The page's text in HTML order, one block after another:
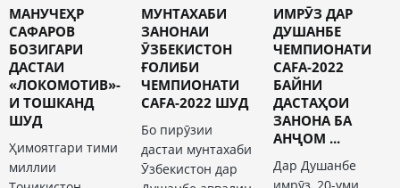
МАНУЧЕҲР
САФАРОВ
БОЗИГАРИ
ДАСТАИ
«ЛОКОМОТИВ»-
И ТОШКАНД
ШУД
Ҳимоятгари тими
миллии
МУНТАХАБИ
ЗАНОНАИ
ӮЗБЕКИСТОН
ҒОЛИБИ
ЧЕМПИОНАТИ
CAFA-2022 ШУД
Бо пирӯзии
дастаи мунтахаби
Ӯзбекистон дар
ИМРӮЗ ДАР
ДУШАНБЕ
ЧЕМПИОНАТИ
CAFA-2022
БАЙНИ
ДАСТАҲОИ
ЗАНОНА БА
АНҶОМ ...
Дар Душанбе